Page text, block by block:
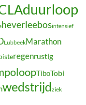
duurloop
heverleebosintensief
LubbeekMarathon
regenrustig
TiboTobi
wedstrijdziek